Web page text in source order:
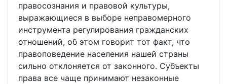
правосознания и правовой культуры,
выражающиеся в выборе неправомерного
инструмента регулирования гражданских
отношений, об этом говорит тот факт, что
правоповедение населения нашей страны
сильно отклоняется от законного. Субъекты
права все чаще принимают незаконные